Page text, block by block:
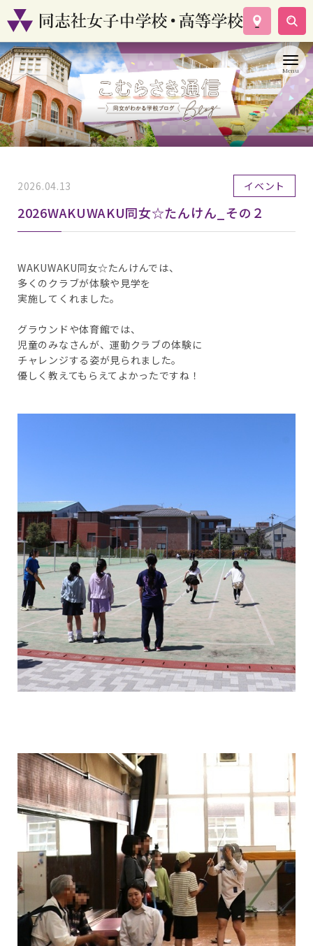
学校案内
コース紹介
学校生活
入試情報
資料請求
2026.04.13 イベント
2026WAKUWAKU同女☆たんけん_その２
WAKUWAKU同女☆たんけんでは、
多くのクラブが体験や見学を
実施してくれました。
グラウンドや体育館では、
児童のみなさんが、運動クラブの体験に
チャレンジする姿が見られました。
優しく教えてもらえてよかったですね！